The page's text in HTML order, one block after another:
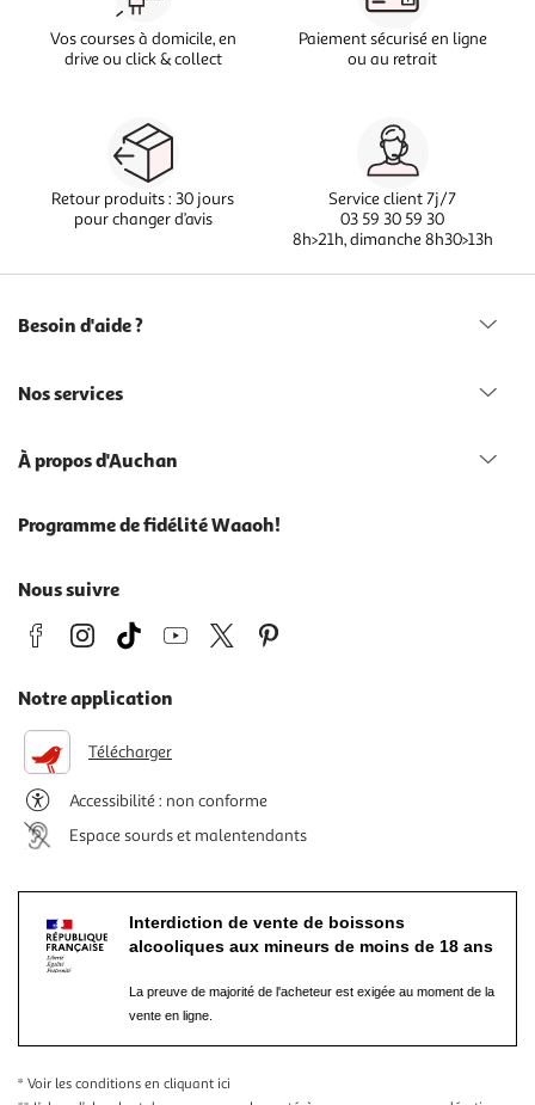
Vos courses à domicile, en
drive ou click & collect
Paiement sécurisé en ligne
ou au retrait
Retour produits : 30 jours
pour changer d’avis
Service client 7j/7
03 59 30 59 30
8h>21h, dimanche 8h30>13h
Besoin d'aide ?
Nos services
À propos d'Auchan
Programme de fidélité Waaoh!
Nous suivre
Notre application
Télécharger
Accessibilité : non conforme
Espace sourds et malentendants
Interdiction de vente de boissons
alcooliques aux mineurs de moins de 18 ans
La preuve de majorité de l'acheteur est exigée au moment de la
vente en ligne.
* Voir les conditions en cliquant ici